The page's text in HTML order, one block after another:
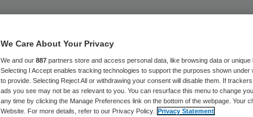
GGZ Friesland
heet voortaan
We Care About Your Privacy
We and our 887 partners store and access personal data, like browsing data or unique
Selecting I Accept enables tracking technologies to support the purposes shown
to provide. Selecting Reject All or withdrawing your consent will disable them. If
ads you see may not be as relevant to you. You can resurface this menu to change
any time by clicking the Manage Preferences link on the bottom of the webpage. Your
Website. For more details, refer to our Privacy Policy. Privacy Statement